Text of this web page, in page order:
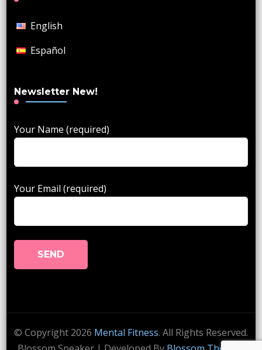
English
Español
Newsletter New!
Your Name (required)
Your Email (required)
© Copyright 2026 Mental Fitness. All Rights Reserved.